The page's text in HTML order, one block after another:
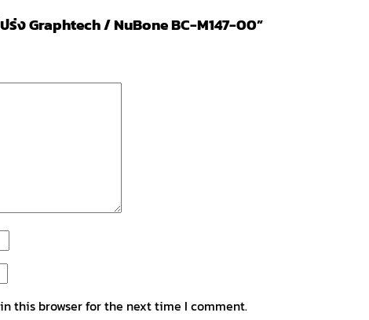
ง Graphtech / NuBone BC-M147-00”
this browser for the next time I comment.